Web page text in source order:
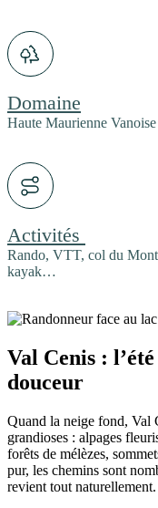
Domaine
Haute Maurienne Vanoise
Activités
Rando, VTT, col du
kayak…
Val Cenis :
douceur
Quand la neige fond, Val
grandioses : alpages
forêts de mélèzes,
pur, les chemins sont
revient tout naturellement.